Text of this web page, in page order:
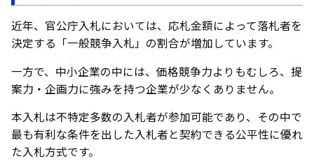
近年、官公庁入札においては、応札金額によって落札者を
決定する「一般競争入札」の割合が増加しています。
一方で、中小企業の中には、価格競争力よりもむしろ、提
案力・企画力に強みを持つ企業が少なくありません。
本入札は不特定多数の入札者が参加可能であり、その中で
最も有利な条件を出した入札者と契約できる公平性に優れ
た入札方式です。